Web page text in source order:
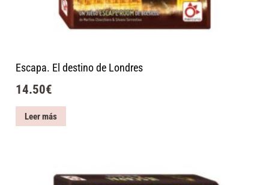
Escapa. El destino de Londres
14.50€
Leer más